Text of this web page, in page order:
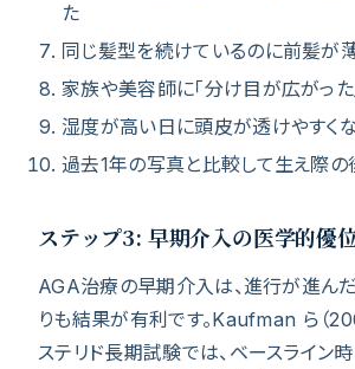
た
同じ髪型を続けているのに前髪が
家族や美容師に「分け目が広がった
湿度が高い日に頭皮が透けやすく
過去1年の写真と比較して生え際の
ステップ3: 早期介入の医学的優
AGA治療の早期介入は、進行が進ん
りも結果が有利です。Kaufman ら（
ステリド長期試験では、ベースライン